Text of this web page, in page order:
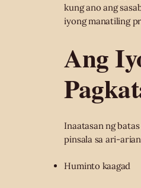
kung ano ang
iyong manatiling
Ang
Inaatasan ng
pinsala sa ari-
Huminto kaagad